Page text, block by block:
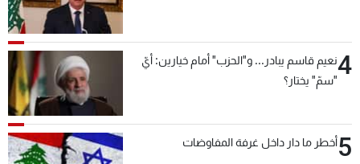
4نعيم قاسم يبادر... و"الحزب" أمام خيارين: أيّ
"سمّ" يختار؟
5أخطر ما دار داخل غرفة المفاوضات